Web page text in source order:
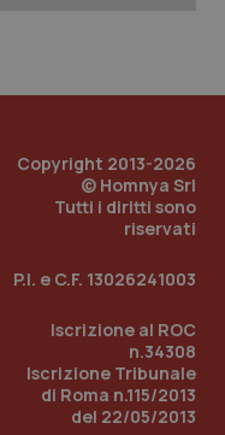
Copyright 2013-2026
© Homnya Srl
Tutti i diritti sono
riservati
P.I. e C.F. 13026241003
Iscrizione al ROC
n.34308
Iscrizione Tribunale
di Roma n.115/2013
del 22/05/2013